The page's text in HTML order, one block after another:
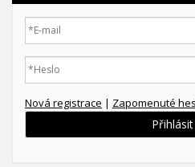
Nová registrace | Zapomenuté